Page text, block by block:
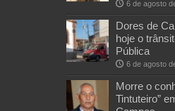
6 de agosto
Dores de
hoje o
Pública
6 de agosto
Morre o
Tintuteiro”